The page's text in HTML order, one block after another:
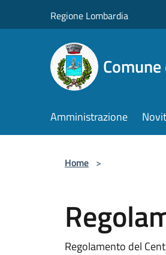
Regione Lombardia
Amministrazione
Home >
Regolamento del